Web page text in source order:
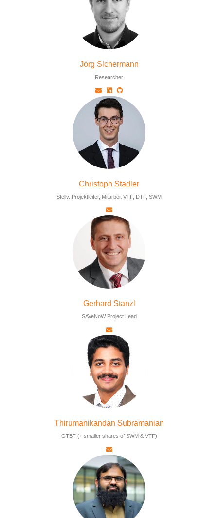
Jörg Sichermann
Researcher
Christoph Stadler
Stellv. Projektleiter, Mitarbeit VTF, DTF, SWM
Gerhard Stanzl
SAVeNoW Project Lead
Thirumanikandan Subramanian
GTBF (+ smaller shares of SWM & VTF)